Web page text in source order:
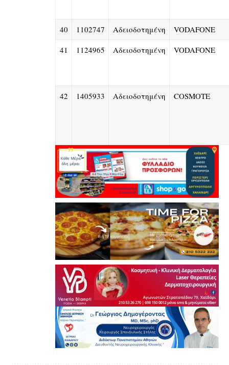
40 1102747 Αδειοδοτημένη
VODAFONE
41
1124965 Αδειοδοτημένη VODAFONE
42 1405933 Αδειοδοτημένη COSMOTE